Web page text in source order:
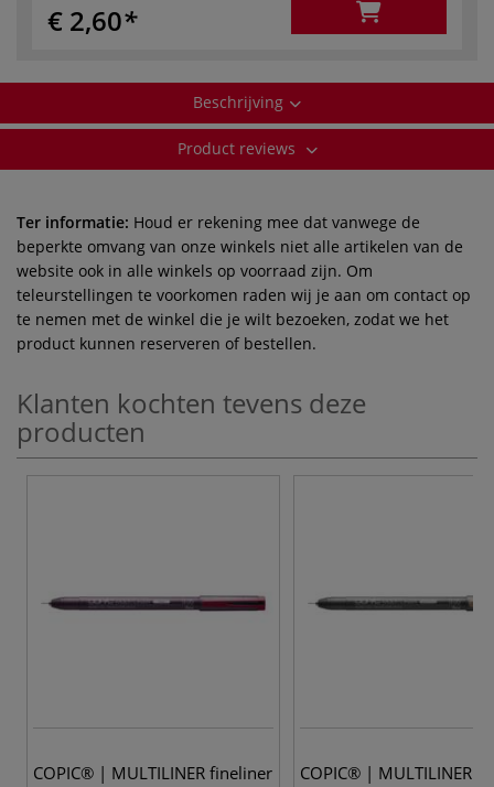
€ 2,60
Beschrijving
Product reviews
Ter informatie: Houd er rekening mee dat vanwege de
beperkte omvang van onze winkels niet alle artikelen van de
website ook in alle winkels op voorraad zijn. Om
teleurstellingen te voorkomen raden wij je aan om contact op
te nemen met de winkel die je wilt bezoeken, zodat we het
product kunnen reserveren of bestellen.
Klanten kochten tevens deze
producten
COPIC® | MULTILINER fineliner
COPIC® | MULTILINER